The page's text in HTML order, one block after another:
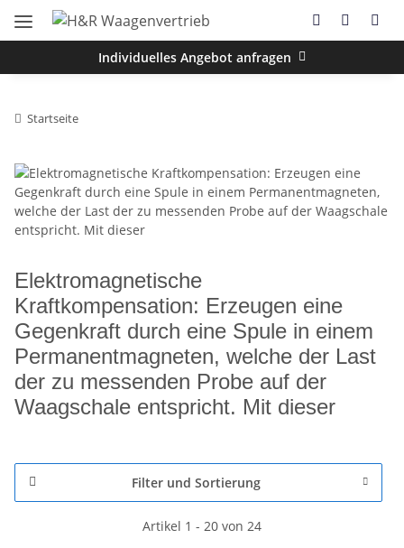
Individuelles Angebot anfragen
Startseite
Elektromagnetische
Kraftkompensation: Erzeugen eine
Gegenkraft durch eine Spule in einem
Permanentmagneten, welche der Last
der zu messenden Probe auf der
Waagschale entspricht. Mit dieser
Filter und Sortierung
Artikel 1 - 20 von 24